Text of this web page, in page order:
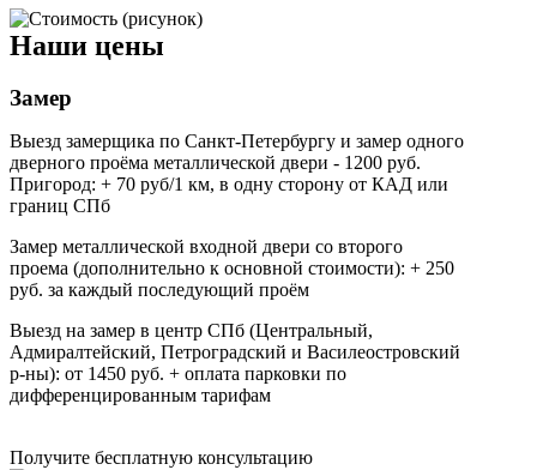
Наши цены
Замер
Выезд замерщика по Санкт-Петербургу и замер одного
дверного проёма металлической двери - 1200 руб.
Пригород: + 70 руб/1 км, в одну сторону от КАД или
границ СПб
Замер металлической входной двери со второго
проема (дополнительно к основной стоимости): + 250
руб. за каждый последующий проём
Выезд на замер в центр СПб (Центральный,
Адмиралтейский, Петроградский и Василеостровский
р-ны): от 1450 руб. + оплата парковки по
дифференцированным тарифам
Получите бесплатную консультацию